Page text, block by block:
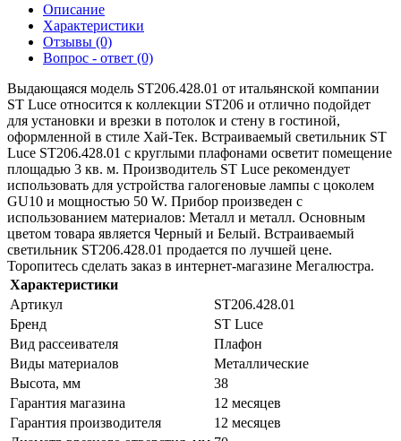
Описание
Характеристики
Отзывы (0)
Вопрос - ответ (0)
Выдающаяся модель ST206.428.01 от итальянской компании
ST Luce относится к коллекции ST206 и отлично подойдет
для установки и врезки в потолок и стену в гостиной,
оформленной в стиле Хай-Тек. Встраиваемый светильник ST
Luce ST206.428.01 с круглыми плафонами осветит помещение
площадью 3 кв. м. Производитель ST Luce рекомендует
использовать для устройства галогеновые лампы с цоколем
GU10 и мощностью 50 W. Прибор произведен с
использованием материалов: Металл и металл. Основным
цветом товара является Черный и Белый. Встраиваемый
светильник ST206.428.01 продается по лучшей цене.
Торопитесь сделать заказ в интернет-магазине Мегалюстра.
Характеристики
Артикул
ST206.428.01
Бренд
ST Luce
Вид рассеивателя
Плафон
Виды материалов
Металлические
Высота, мм
38
Гарантия магазина
12 месяцев
Гарантия производителя
12 месяцев